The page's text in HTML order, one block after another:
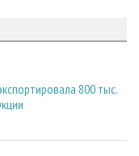
800 тыс.